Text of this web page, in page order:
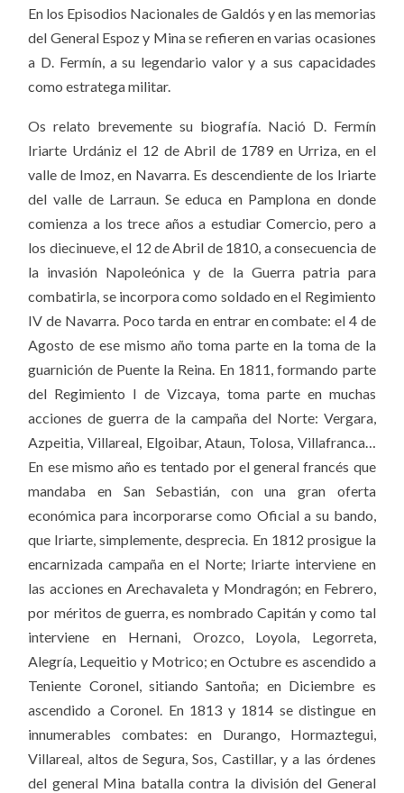
En los Episodios Nacionales de Galdós y en las memorias
del General Espoz y Mina se refieren en varias ocasiones
a D. Fermín, a su legendario valor y a sus capacidades
como estratega militar.
Os relato brevemente su biografía. Nació D. Fermín
Iriarte Urdániz el 12 de Abril de 1789 en Urriza, en el
valle de Imoz, en Navarra. Es descendiente de los Iriarte
del valle de Larraun. Se educa en Pamplona en donde
comienza a los trece años a estudiar Comercio, pero a
los diecinueve, el 12 de Abril de 1810, a consecuencia de
la invasión Napoleónica y de la Guerra patria para
combatirla, se incorpora como soldado en el Regimiento
IV de Navarra. Poco tarda en entrar en combate: el 4 de
Agosto de ese mismo año toma parte en la toma de la
guarnición de Puente la Reina. En 1811, formando parte
del Regimiento I de Vizcaya, toma parte en muchas
acciones de guerra de la campaña del Norte: Vergara,
Azpeitia, Villareal, Elgoibar, Ataun, Tolosa, Villafranca…
En ese mismo año es tentado por el general francés que
mandaba en San Sebastián, con una gran oferta
económica para incorporarse como Oficial a su bando,
que Iriarte, simplemente, desprecia. En 1812 prosigue la
encarnizada campaña en el Norte; Iriarte interviene en
las acciones en Arechavaleta y Mondragón; en Febrero,
por méritos de guerra, es nombrado Capitán y como tal
interviene en Hernani, Orozco, Loyola, Legorreta,
Alegría, Lequeitio y Motrico; en Octubre es ascendido a
Teniente Coronel, sitiando Santoña; en Diciembre es
ascendido a Coronel. En 1813 y 1814 se distingue en
innumerables combates: en Durango, Hormaztegui,
Villareal, altos de Segura, Sos, Castillar, y a las órdenes
del general Mina batalla contra la división del General